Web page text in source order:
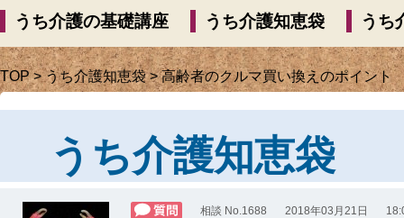
うち介護の基礎講座 うち介護知恵袋 うち
TOP>うち介護知恵袋> 高齢者のクルマ買い換えのポイント
うち介護知恵袋
相談 No.1688 2018年03月21日